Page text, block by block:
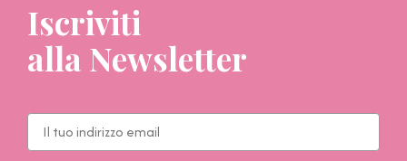
Iscriviti
alla Newsletter